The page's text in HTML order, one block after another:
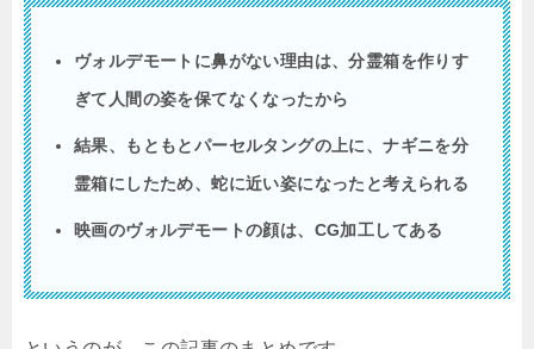
ヴォルデモートに鼻がない理由は、分霊箱を作りす
ぎて人間の姿を保てなくなったから
結果、もともとパーセルタングの上に、ナギニを分
霊箱にしたため、蛇に近い姿になったと考えられる
映画のヴォルデモートの顔は、 CG加工してある